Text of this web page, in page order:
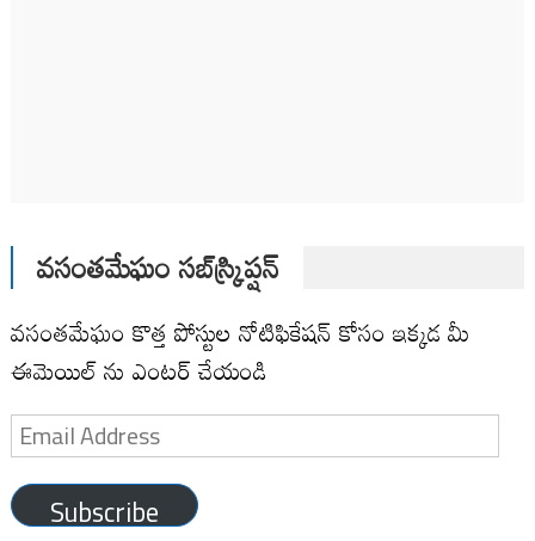
వసంతమేఘం సబ్‌స్క్రిప్షన్
వసంతమేఘం కొత్త పోస్టుల నోటిఫికేషన్ కోసం ఇక్కడ మీ
ఈమెయిల్ ను ఎంటర్ చేయండి
Email
Address
Subscribe